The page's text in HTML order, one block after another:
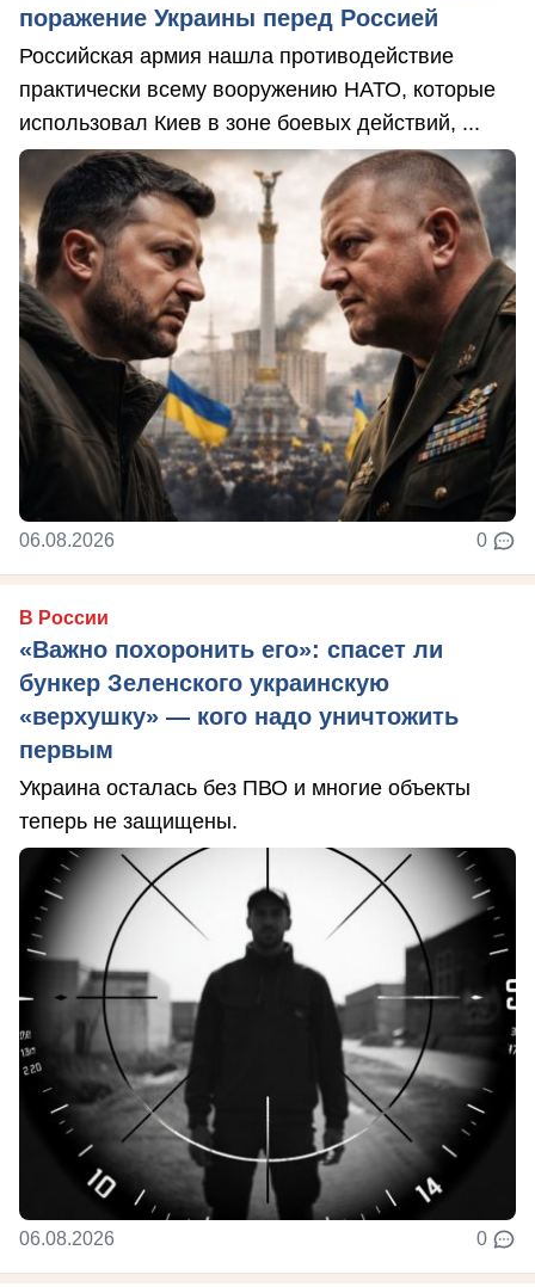
поражение Украины перед Россией
Российская армия нашла противодействие
практически всему вооружению НАТО, которые
использовал Киев в зоне боевых действий, ...
06.08.2026 0
В России
«Важно похоронить его»: спасет ли
бункер Зеленского украинскую
«верхушку» — кого надо уничтожить
первым
Украина осталась без ПВО и многие объекты
теперь не защищены.
06.08.2026 0